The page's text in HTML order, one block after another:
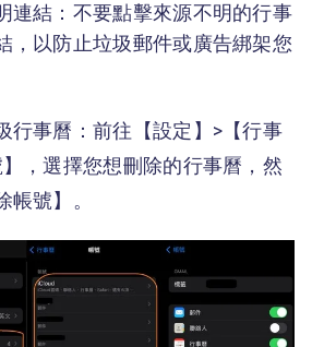
連結：不要點擊來源不明的行事
，以防止垃圾郵件或廣告綁架您
行事曆：前往【設定】>【行事
，選擇您想刪除的行事曆，然
帳號】。